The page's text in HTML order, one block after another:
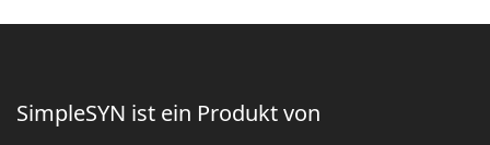
SimpleSYN ist ein Produkt von